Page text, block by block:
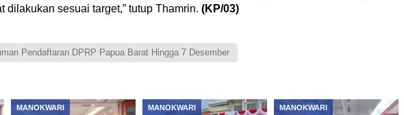
dilakukan sesuai target,” tutup Thamrin. (KP/03)
Pendaftaran DPRP Papua Barat Hingga 7 Desember
MANOKWARI MANOKWARI MANOKWARI